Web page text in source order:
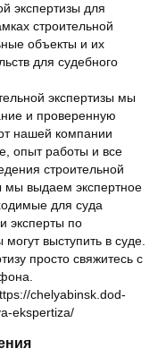
экспертизы для
строительной
объекты и их
для судебного
экспертизы мы
и проверенную
нашей компании
опыт работы и все
строительной
мы выдаем экспертное
для суда
эксперты по
выступить в суде.
просто свяжитесь с
chelyabinsk.dod-
ekspertiza/